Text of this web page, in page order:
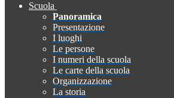
Scuola
Panoramica
Presentazione
I luoghi
Le persone
I numeri della scuola
Le carte della scuola
Organizzazione
La storia